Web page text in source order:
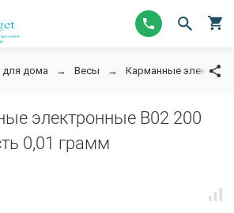
дома Весы Карманные
электронные B02 200
0,01 грамм